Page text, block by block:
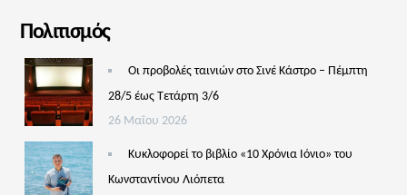
Πολιτισμός
Οι προβολές ταινιών στο Σινέ Κάστρο – Πέμπτη
28/5 έως Τετάρτη 3/6
26 Μαΐου 2026
Κυκλοφορεί το βιβλίο «10 Χρόνια Ιόνιο» του
Κωνσταντίνου Λιόπετα